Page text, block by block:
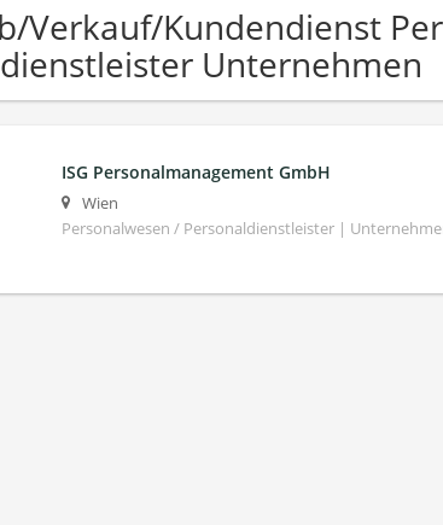
Verkauf/Kundendienst
Unternehmen
ISG Personalmanagement GmbH
Wien
Personalwesen / Personaldienstleister |